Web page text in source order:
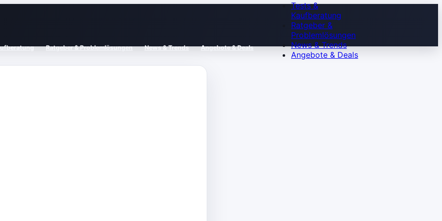
Ratgeber & Problemlösungen News & Trends Angebote & Deals
Tests &
Kaufberatung
Ratgeber &
Problemlösungen
News & Trends
Angebote & Deals